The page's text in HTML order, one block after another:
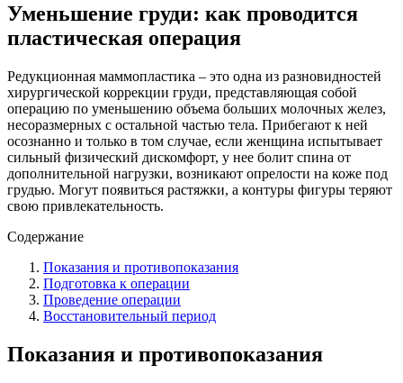
Уменьшение груди: как проводится
пластическая операция
Редукционная маммопластика – это одна из разновидностей
хирургической коррекции груди, представляющая собой
операцию по уменьшению объема больших молочных желез,
несоразмерных с остальной частью тела. Прибегают к ней
осознанно и только в том случае, если женщина испытывает
сильный физический дискомфорт, у нее болит спина от
дополнительной нагрузки, возникают опрелости на коже под
грудью. Могут появиться растяжки, а контуры фигуры теряют
свою привлекательность.
Содержание
Показания и противопоказания
Подготовка к операции
Проведение операции
Восстановительный период
Показания и противопоказания